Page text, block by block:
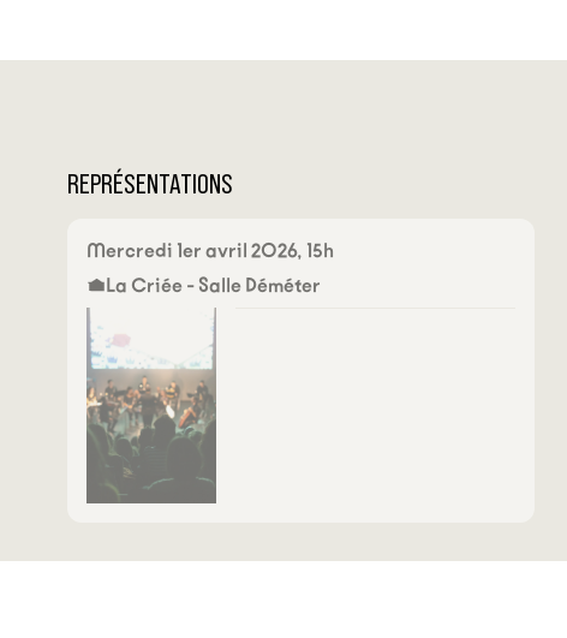
REPRÉSENTATIONS
Mercredi 1er avril 2026, 15h
La Criée - Salle Déméter